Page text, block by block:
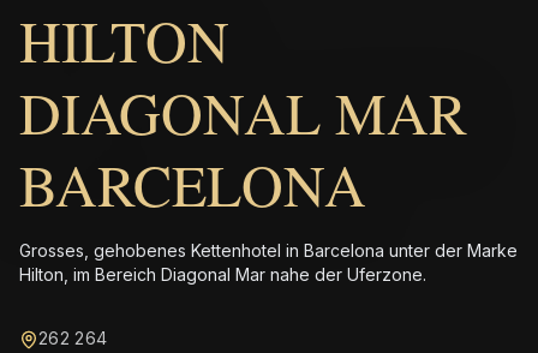
HILTON
DIAGONAL MAR
BARCELONA
Grosses, gehobenes Kettenhotel in Barcelona unter der Marke
Hilton, im Bereich Diagonal Mar nahe der Uferzone.
262 264